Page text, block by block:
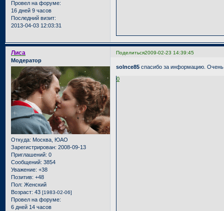
Провел на форуме:
16 дней 9 часов
Последний визит:
2013-04-03 12:03:31
Поделиться2009-02-23 14:39:45
Лиса
Модератор
Откуда: Москва, ЮАО
Зарегистрирован: 2008-09-13
Приглашений: 0
Сообщений: 3854
Уважение: +38
Позитив: +48
Пол: Женский
Возраст: 43 [1983-02-06]
Провел на форуме:
6 дней 14 часов
solnce85 спасибо за информацию. Очень
0